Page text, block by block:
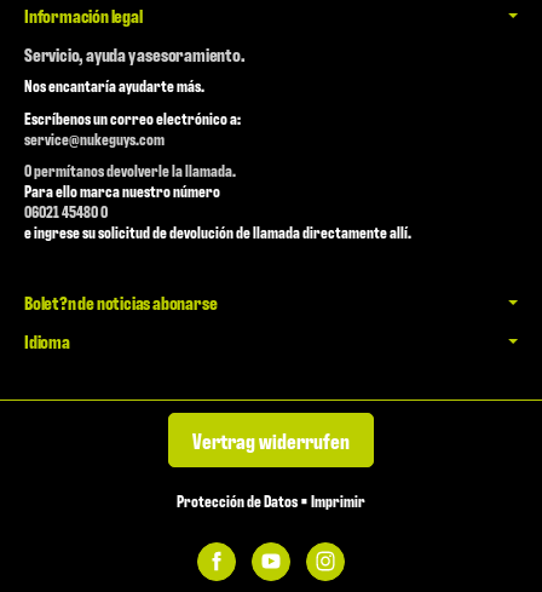
Información legal
Servicio, ayuda y asesoramiento.
Nos encantaría ayudarte más.
Escríbenos un correo electrónico a:
service@nukeguys.com
O permítanos devolverle la llamada.
Para ello marca nuestro número
06021 45480 0
e ingrese su solicitud de devolución de llamada directamente allí.
Bolet?n de noticias abonarse
Idioma
Vertrag widerrufen
Protección de Datos•Imprimir